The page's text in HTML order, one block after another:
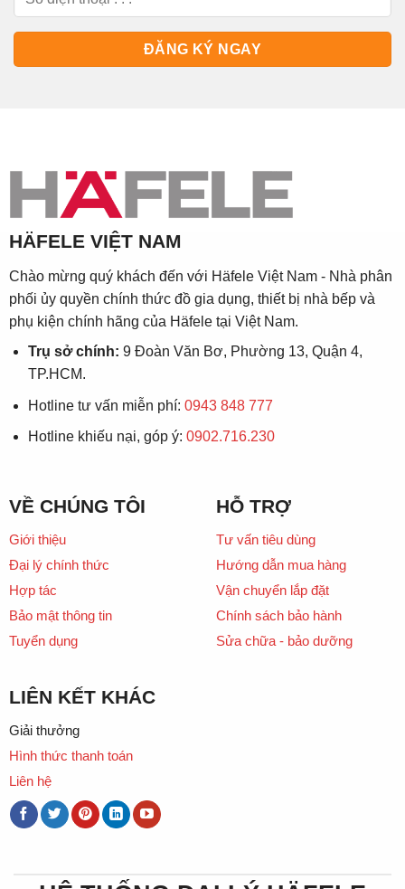
HÄFELE VIỆT NAM
Chào mừng quý khách đến với Häfele Việt Nam - Nhà phân
phối ủy quyền chính thức đồ gia dụng, thiết bị nhà bếp và
phụ kiện chính hãng của Häfele tại Việt Nam.
Trụ sở chính: 9 Đoàn Văn Bơ, Phường 13, Quận 4,
TP.HCM.
Hotline tư vấn miễn phí: 0943 848 777
Hotline khiếu nại, góp ý: 0902.716.230
VỀ CHÚNG TÔI
Giới thiệu
Đại lý chính thức
Hợp tác
Bảo mật thông tin
Tuyển dụng
HỖ TRỢ
Tư vấn tiêu dùng
Hướng dẫn mua hàng
Vận chuyển lắp đặt
Chính sách bảo hành
Sửa chữa - bảo dưỡng
LIÊN KẾT KHÁC
Giải thưởng
Hình thức thanh toán
Liên hệ